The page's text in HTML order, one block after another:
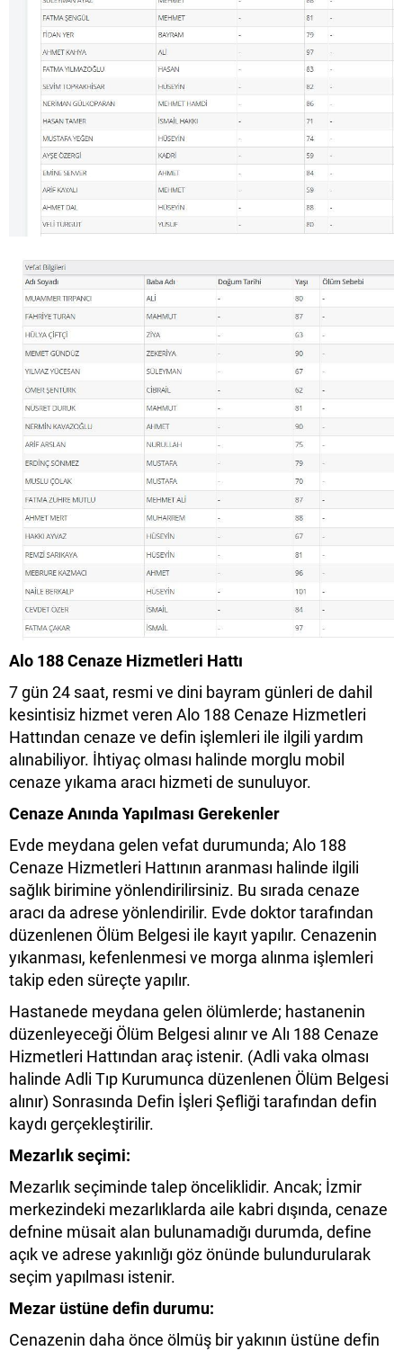
Alo 188 Cenaze Hizmetleri Hattı
7 gün 24 saat, resmi ve dini bayram günleri de dahil
kesintisiz hizmet veren Alo 188 Cenaze Hizmetleri
Hattından cenaze ve defin işlemleri ile ilgili yardım
alınabiliyor. İhtiyaç olması halinde morglu mobil
cenaze yıkama aracı hizmeti de sunuluyor.
Cenaze Anında Yapılması Gerekenler
Evde meydana gelen vefat durumunda; Alo 188
Cenaze Hizmetleri Hattının aranması halinde ilgili
sağlık birimine yönlendirilirsiniz. Bu sırada cenaze
aracı da adrese yönlendirilir. Evde doktor tarafından
düzenlenen Ölüm Belgesi ile kayıt yapılır. Cenazenin
yıkanması, kefenlenmesi ve morga alınma işlemleri
takip eden süreçte yapılır.
Hastanede meydana gelen ölümlerde; hastanenin
düzenleyeceği Ölüm Belgesi alınır ve Alı 188 Cenaze
Hizmetleri Hattından araç istenir. (Adli vaka olması
halinde Adli Tıp Kurumunca düzenlenen Ölüm Belgesi
alınır) Sonrasında Defin İşleri Şefliği tarafından defin
kaydı gerçekleştirilir.
Mezarlık seçimi:
Mezarlık seçiminde talep önceliklidir. Ancak; İzmir
merkezindeki mezarlıklarda aile kabri dışında, cenaze
defnine müsait alan bulunamadığı durumda, define
açık ve adrese yakınlığı göz önünde bulundurularak
seçim yapılması istenir.
Mezar üstüne defin durumu:
Cenazenin daha önce ölmüş bir yakının üstüne defin